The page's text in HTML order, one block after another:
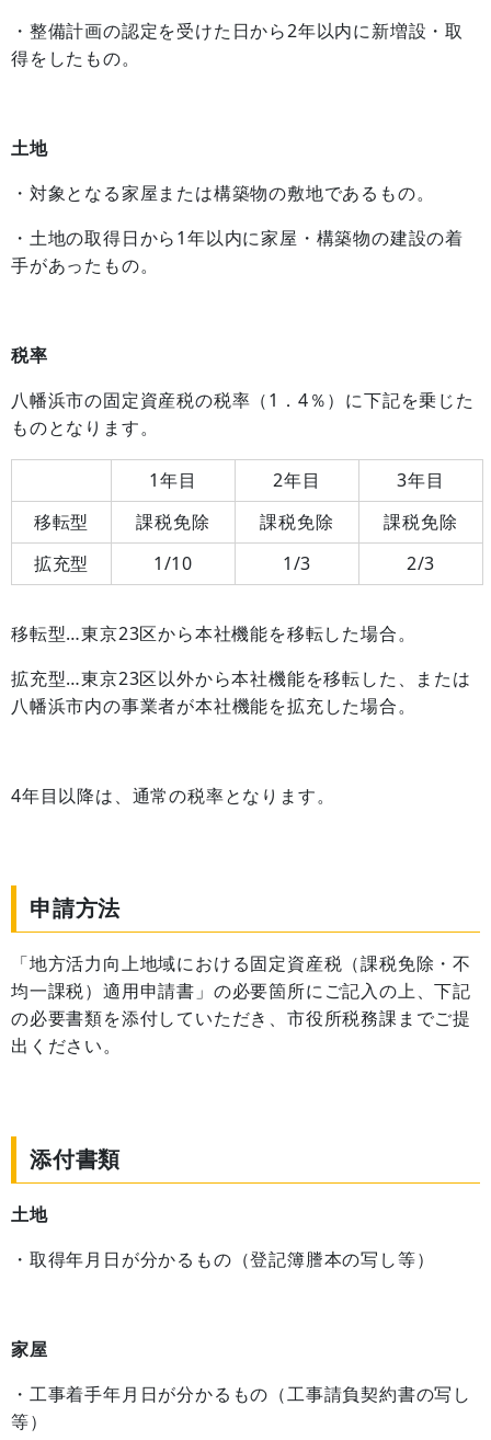
・整備計画の認定を受けた日から2年以内に新増設・取
得をしたもの。
土地
・対象となる家屋または構築物の敷地であるもの。
・土地の取得日から1年以内に家屋・構築物の建設の着
手があったもの。
税率
八幡浜市の固定資産税の税率（1．4％）に下記を乗じた
ものとなります。
1年目 2年目
3年目
移転型
課税免除 課税免除
課税免除
拡充型
1/10 1/3 2/3
移転型…東京23区から本社機能を移転した場合。
拡充型…東京23区以外から本社機能を移転した、または
八幡浜市内の事業者が本社機能を拡充した場合。
4年目以降は、通常の税率となります。
申請方法
「地方活力向上地域における固定資産税（課税免除・不
均一課税）適用申請書」の必要箇所にご記入の上、下記
の必要書類を添付していただき、市役所税務課までご提
出ください。
添付書類
土地
・取得年月日が分かるもの（登記簿謄本の写し等）
家屋
・工事着手年月日が分かるもの（工事請負契約書の写し
等）